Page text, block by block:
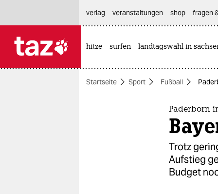
themen
verlag
veranstaltungen shop fragen
hitze surfen landtagswahl in
Startseite Sport Fußball
Paderborn
Trotz
Aufstieg
Budget